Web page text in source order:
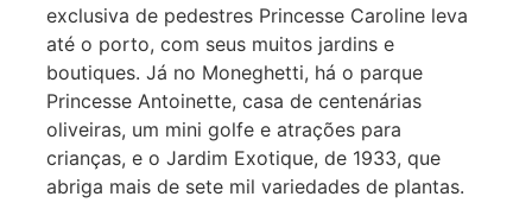
exclusiva de pedestres Princesse Caroline leva
até o porto, com seus muitos jardins e
boutiques. Já no Moneghetti, há o parque
Princesse Antoinette, casa de centenárias
oliveiras, um mini golfe e atrações para
crianças, e o Jardim Exotique, de 1933, que
abriga mais de sete mil variedades de plantas.